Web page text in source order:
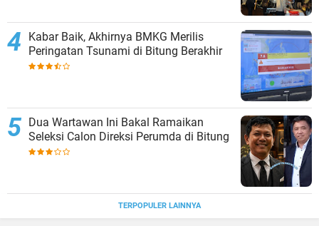
Kabar Baik, Akhirnya BMKG Merilis
Peringatan Tsunami di Bitung Berakhir
Dua Wartawan Ini Bakal Ramaikan
Seleksi Calon Direksi Perumda di Bitung
TERPOPULER LAINNYA